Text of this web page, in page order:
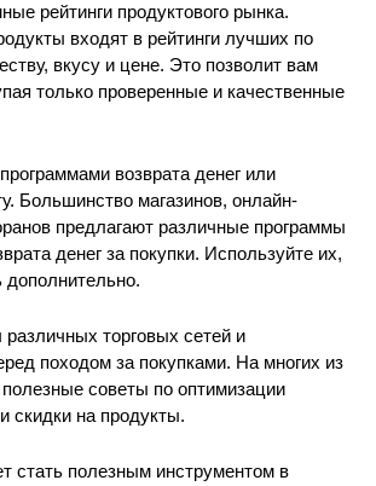
рейтинги продуктового рынка.
входят в рейтинги лучших по
вкусу и цене. Это позволит вам
только проверенные и качественные
возврата денег или
Большинство магазинов, онлайн-
предлагают различные программы
денег за покупки. Используйте их,
торговых сетей и
походом за покупками. На многих из
советы по оптимизации
скидки на продукты.
стать полезным инструментом в